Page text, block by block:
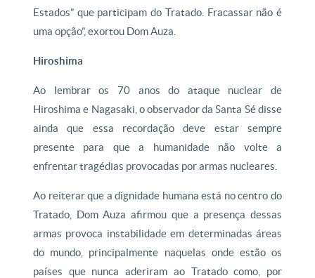
Estados” que participam do Tratado. Fracassar não é
uma opção”, exortou Dom Auza.
Hiroshima
Ao lembrar os 70 anos do ataque nuclear de
Hiroshima e Nagasaki, o observador da Santa Sé disse
ainda que essa recordação deve estar sempre
presente para que a humanidade não volte a
enfrentar tragédias provocadas por armas nucleares.
Ao reiterar que a dignidade humana está no centro do
Tratado, Dom Auza afirmou que a presença dessas
armas provoca instabilidade em determinadas áreas
do mundo, principalmente naquelas onde estão os
países que nunca aderiram ao Tratado como, por